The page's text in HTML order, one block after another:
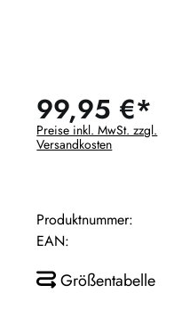
99,95 €*
Preise inkl. MwSt. zzgl.
Versandkosten
Produktnummer:
EAN:
Größentabelle